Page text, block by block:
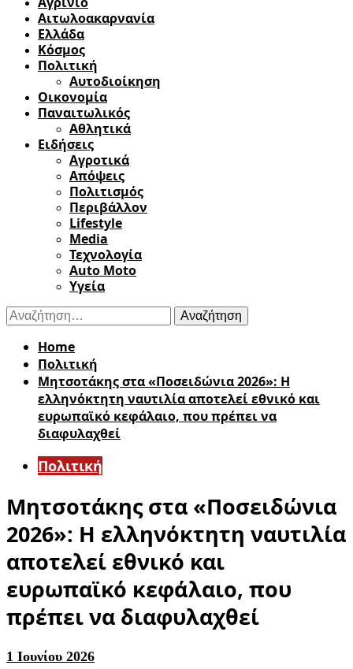
Αιτωλοακαρνανία
Ελλάδα
Κόσμος
Πολιτική
Αυτοδιοίκηση
Οικονομία
Παναιτωλικός
Αθλητικά
Ειδήσεις
Αγροτικά
Απόψεις
Πολιτισμός
Περιβάλλον
Lifestyle
Media
Τεχνολογία
Auto Moto
Υγεία
Αναζήτηση
για:
Home
Πολιτική
Μητσοτάκης στα «Ποσειδώνια 2026»: Η
ελληνόκτητη ναυτιλία αποτελεί εθνικό και
ευρωπαϊκό κεφάλαιο, που πρέπει να
διαφυλαχθεί
Πολιτική
Μητσοτάκης στα «Ποσειδώνια
2026»: Η ελληνόκτητη ναυτιλία
αποτελεί εθνικό και
ευρωπαϊκό κεφάλαιο, που
πρέπει να διαφυλαχθεί
1 Ιουνίου 2026